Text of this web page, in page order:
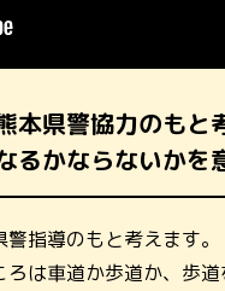
本県警協力のも
るかならないかを
指導のもと考えます。
は車道か歩道か、歩